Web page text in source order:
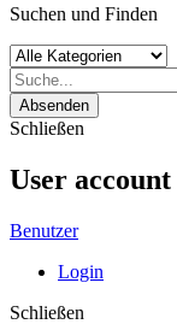
Suchen und Finden
Absenden
Schließen
User
Benutzer
Login
Schließen